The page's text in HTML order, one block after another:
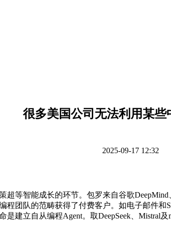
很多美国公司无法利用某些
2025-09-17 12:32
智能成长的环节。包罗来自谷歌
团队的范畴获得了付费客户。如电子邮件
建立自从编程Agent。取DeepSeek、Mistral